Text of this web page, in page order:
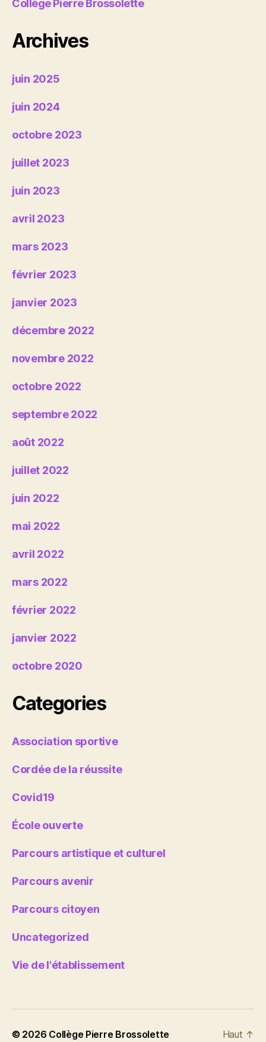
Collège Pierre Brossolette
Archives
juin 2025
juin 2024
octobre 2023
juillet 2023
juin 2023
avril 2023
mars 2023
février 2023
janvier 2023
décembre 2022
novembre 2022
octobre 2022
septembre 2022
août 2022
juillet 2022
juin 2022
mai 2022
avril 2022
mars 2022
février 2022
janvier 2022
octobre 2020
Categories
Association sportive
Cordée de la réussite
Covid19
École ouverte
Parcours artistique et culturel
Parcours avenir
Parcours citoyen
Uncategorized
Vie de l'établissement
© 2026 Collège Pierre Brossolette Haut ↑